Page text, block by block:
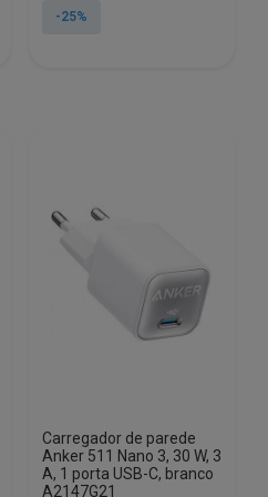
original
atual
-25%
Carregador de parede
Anker 511 Nano 3, 30 W, 3
A, 1 porta USB-C, branco
A2147G21